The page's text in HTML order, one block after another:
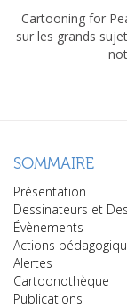
Cartooning for
sur les grands
SOMMAIRE
Présentation
Dessinateurs et
Évènements
Actions
Alertes
Cartoonothèque
Publications